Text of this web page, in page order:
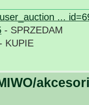
...
- SPRZEDAM
- KUPIE